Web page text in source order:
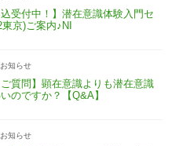
受付中！】潜在意識体験入門セ
京)ご案内♪NI
知らせ
ご質問】顕在意識よりも潜在意識
のですか？【Q&A】
知らせ